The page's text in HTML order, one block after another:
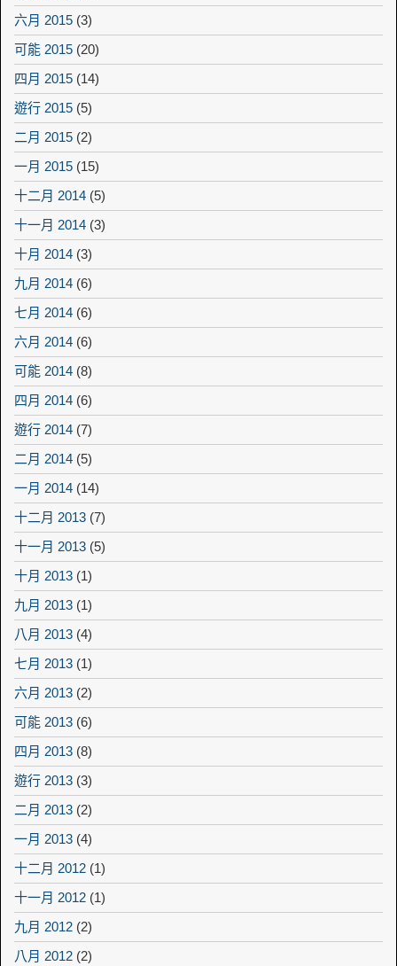
六月 2015 (3)
可能 2015 (20)
四月 2015 (14)
遊行 2015 (5)
二月 2015 (2)
一月 2015 (15)
十二月 2014 (5)
十一月 2014 (3)
十月 2014 (3)
九月 2014 (6)
七月 2014 (6)
六月 2014 (6)
可能 2014 (8)
四月 2014 (6)
遊行 2014 (7)
二月 2014 (5)
一月 2014 (14)
十二月 2013 (7)
十一月 2013 (5)
十月 2013 (1)
九月 2013 (1)
八月 2013 (4)
七月 2013 (1)
六月 2013 (2)
可能 2013 (6)
四月 2013 (8)
遊行 2013 (3)
二月 2013 (2)
一月 2013 (4)
十二月 2012 (1)
十一月 2012 (1)
九月 2012 (2)
八月 2012 (2)